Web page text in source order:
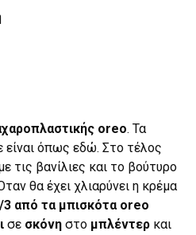
oreo. Τα
είναι όπως εδώ. Στο τέλος
τις βανίλιες και το βούτυρο
θα έχει χλιαρύνει η κρέμα
3 από τα μπισκότα oreo
σε σκόνη στο μπλέντερ και